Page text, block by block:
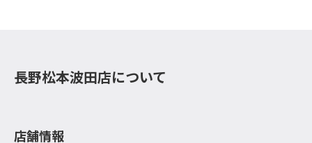
長野松本波田店について
店舗情報